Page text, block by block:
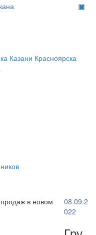
Казани Красноярска
08.09.2
022